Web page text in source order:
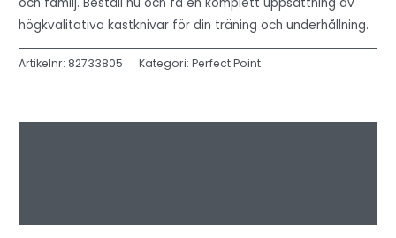
högkvalitativa kastknivar för din träning och underhållning.
Artikelnr: 82733805 Kategori:Perfect Point